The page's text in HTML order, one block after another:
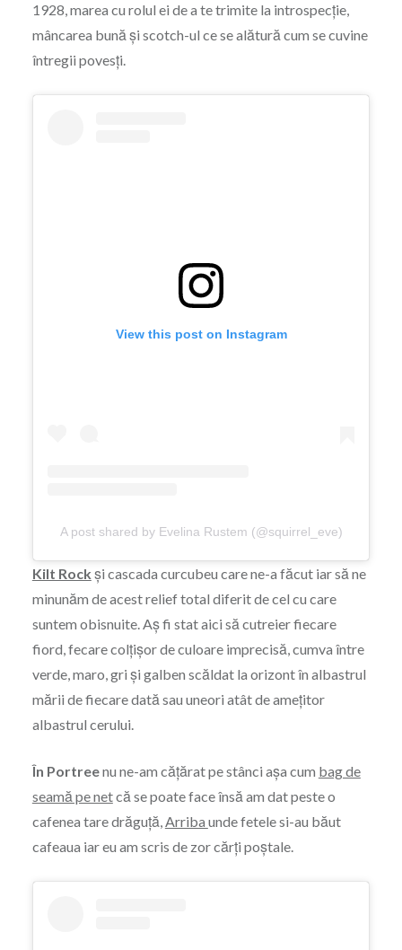
1928, marea cu rolul ei de a te trimite la introspecție,
mâncarea bună și scotch-ul ce se alătură cum se cuvine
întregii povesți.
View this post on Instagram
A post shared by Evelina Rustem (@squirrel_eve)
Kilt Rock și cascada curcubeu care ne-a făcut iar să ne
minunăm de acest relief total diferit de cel cu care
suntem obisnuite. Aș fi stat aici să cutreier fiecare
fiord, fecare colțișor de culoare imprecisă, cumva între
verde, maro, gri și galben scăldat la orizont în albastrul
mării de fiecare dată sau uneori atât de amețitor
albastrul cerului.
În Portreenu ne-am cățărat pe stânci așa cum bag de
seamă pe netcă se poate face însă am dat peste o
cafenea tare drăguță, Arriba unde fetele si-au băut
cafeaua iar eu am scris de zor cărți poștale.